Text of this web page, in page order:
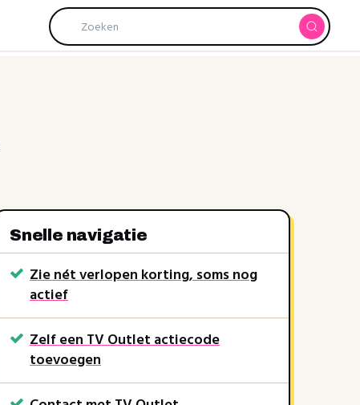
Snelle navigatie
Zie nét verlopen korting, soms nog
actief
Zelf een TV Outlet actiecode
toevoegen